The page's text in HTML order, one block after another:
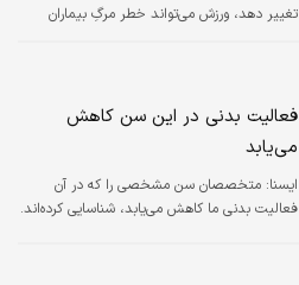
تغییر دهد، ورزش می‌تواند خطر مرگِ بیماران
فعالیت بدنی در این سن کاهش
می‌یابد
ايسنا: متخصصان سن مشخصی را که در آن
فعالیت بدنی ما کاهش می‌یابد، شناسایی کرده‌اند.